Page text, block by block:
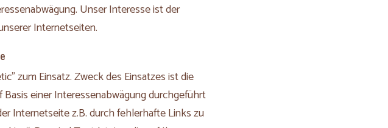
Unser Interesse ist der
Internetseiten.
zum Einsatz. Zweck des Einsatzes ist die
einer Interessenabwägung durchgeführt
Internetseite z.B. durch fehlerhafte Links zu